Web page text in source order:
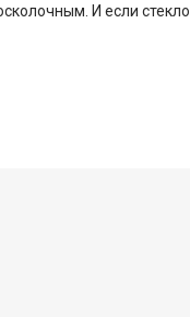
И если стекло